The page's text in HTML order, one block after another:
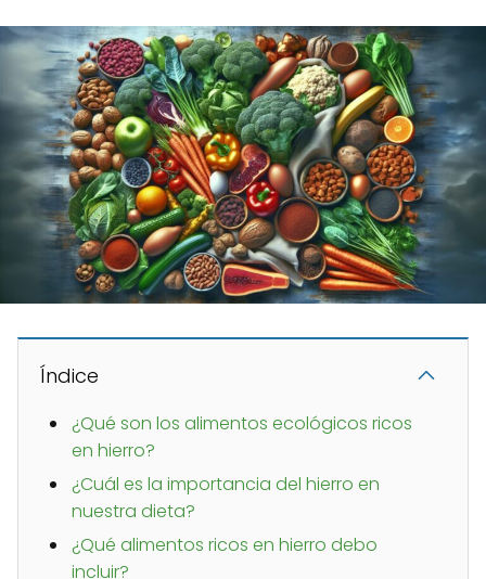
Índice
¿Qué son los alimentos ecológicos ricos
en hierro?
¿Cuál es la importancia del hierro en
nuestra dieta?
¿Qué alimentos ricos en hierro debo
incluir?